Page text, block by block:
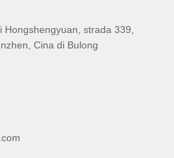
strada 339,
Cina di Bulong